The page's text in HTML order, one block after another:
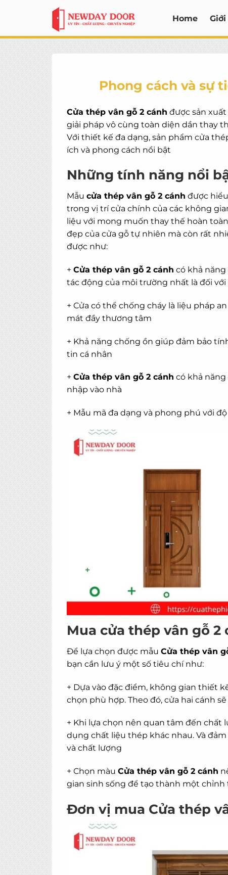
dung
Home
Phong cách và sự
Cửa thép vân gỗ 2 cánh được sản
giải pháp vô cùng toàn diện dần thay
Với thiết kế đa dạng, sản phẩm cửa
ích và phong cách nổi bật
Những tính năng nổi
Mẫu cửa thép vân gỗ 2 cánh được
trong vị trí cửa chính của các không
liệu với mong muốn thay thế hoàn
đẹp của cửa gỗ tự nhiên mà còn rất
được như:
+ Cửa thép vân gỗ 2 cánh có khả
tác động của môi trường nhất là đối
+ Cửa có thể chống cháy là liệu pháp
mát đầy thương tâm
+ Khả năng chống ồn giúp đảm bảo
tin cá nhân
+ Cửa thép vân gỗ 2 cánh có khả
nhập vào nhà
+ Mẫu mã đa dạng và phong phú với
Mua cửa thép vân gỗ
Để lựa chọn được mẫu Cửa thép vân
bạn cần lưu ý một số tiêu chí như:
+ Dựa vào đặc điểm, không gian thiết
chọn phù hợp. Theo đó, cửa hai cánh
+ Khi lựa chọn nên quan tâm đến chất
dụng chất liệu thép khác nhau. Và
và chất lượng
+ Chọn màu Cửa thép vân gỗ 2 cánh
gian sinh sống để tạo thành một
Đơn vị mua Cửa thép